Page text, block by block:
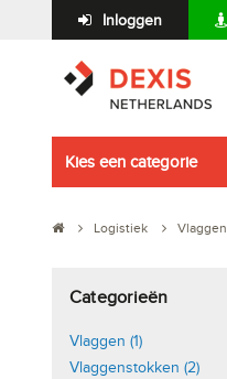
Inloggen
Kies een categorie
Logistiek Vlaggen
Categorieën
Vlaggen (1)
Vlaggenstokken (2)